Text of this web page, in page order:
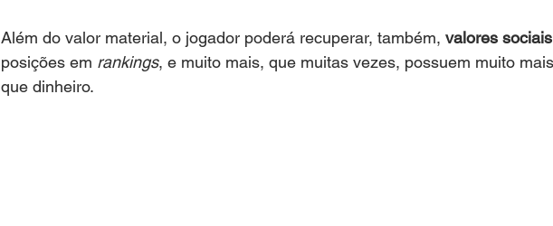
Além do valor material, o jogador poderá recuperar, também, valores sociais
posições em rankings, e muito mais, que muitas vezes, possuem muito
que dinheiro.